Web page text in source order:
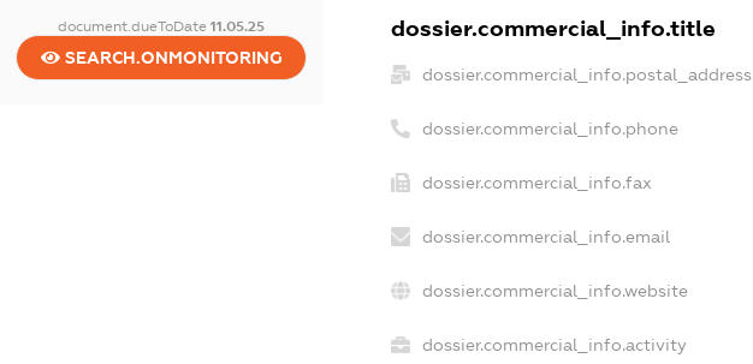
document.dueToDate11.05.25
SEARCH.ONMONITORING
dossier.commercial_info.title
dossier.commercial_info.postal_address
dossier.commercial_info.phone
dossier.commercial_info.fax
dossier.commercial_info.email
dossier.commercial_info.website
dossier.commercial_info.activity